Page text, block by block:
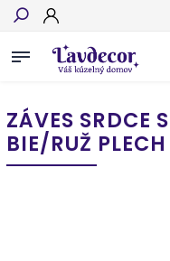
ZÁVES SRDCE
BIE/RUŽ